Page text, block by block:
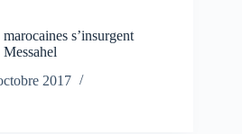
s’insurgent
2017